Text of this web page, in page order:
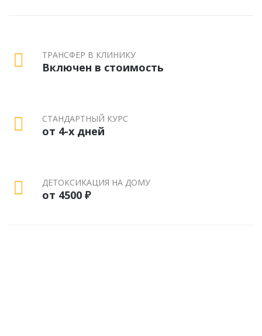
ТРАНСФЕР В КЛИНИКУ
Включен в стоимость
СТАНДАРТНЫЙ КУРС
от 4-х дней
ДЕТОКСИКАЦИЯ НА ДОМУ
от 4500 ₽